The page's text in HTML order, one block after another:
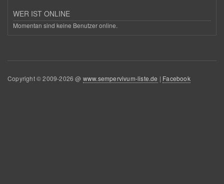
WER IST ONLINE
Momentan sind keine Benutzer online.
Copyright © 2009-2026 @ www.sempervivum-liste.de | Facebook